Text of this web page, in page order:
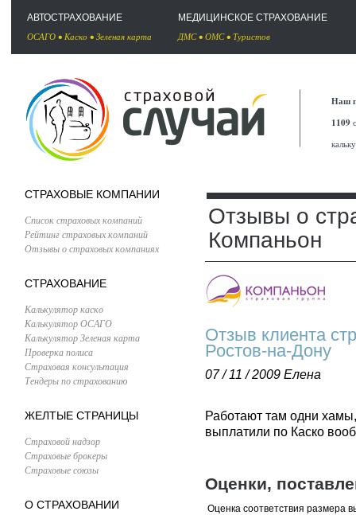
АВТОСТРАХОВАНИЕ
ОСАГО • Каско • Зеленая карта
МЕДИЦИНСКОЕ СТРАХОВАНИЕ
ДМС• ОМС• Туристов
Наш
1109
СТРАХОВЫЕ КОМПАНИИ
Список страховых компаний
Рейтинг страховых компаний
Отзывы о страховых компаниях
СТРАХОВАНИЕ
Калькулятор каско
Калькулятор ОСАГО
Калькулятор Зеленая карта
Проверка полиса
Страховая консультация
Тендеры по страхованию
ЖЕЛТЫЕ СТРАНИЦЫ
Страховой надзор
Страховые брокеры
Страховые союзы
О СТРАХОВАНИИ
Отзывы о
Компаньон
Отзыв клиента
Ростов-на-Дону
07 / 11 / 2009 Елена
Работают там одни
выплатили по Каско
Оценки,
Оценка соответствия размера